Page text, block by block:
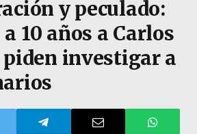
y peculado:
10 años a Carlos
investigar a